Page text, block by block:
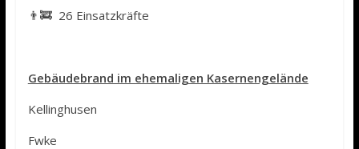
👨‍🚒 26 Einsatzkräfte
Gebäudebrand im ehemaligen Kasernengelände
Kellinghusen
Fwke